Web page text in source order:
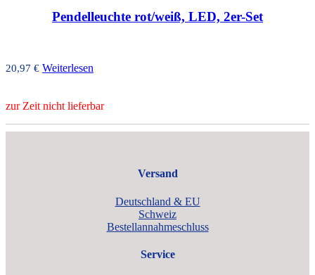
Pendelleuchte rot/weiß, LED, 2er-Set
20,97 € Weiterlesen
zur Zeit nicht lieferbar
Versand
Deutschland & EU
Schweiz
Bestellannahmeschluss
Service